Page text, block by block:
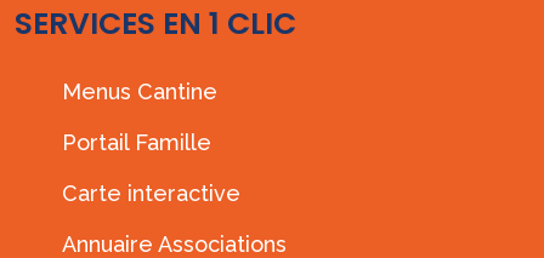
SERVICES EN 1 CLIC
Menus Cantine
Portail Famille
Carte interactive
Annuaire Associations